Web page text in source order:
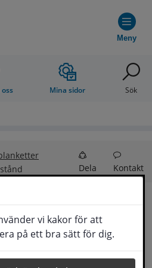
vi kakor för att
på ett bra sätt för dig.
Meny
Mina sidor Sök
Dela Kontakt